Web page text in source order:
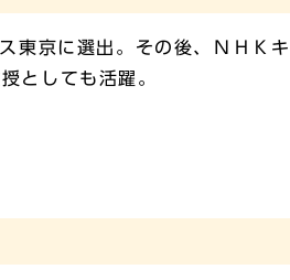
京に選出。その後、ＮＨＫ
としても活躍。